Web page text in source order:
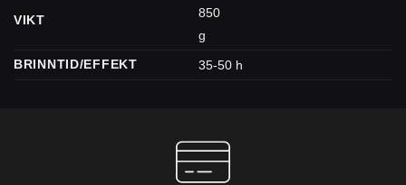
VIKT
850
g
BRINNTID/EFFEKT
35-50 h